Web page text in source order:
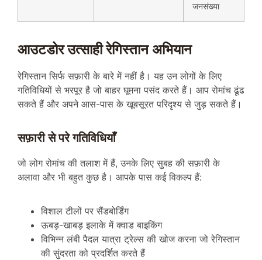
जनसंख्या
आउटडोर उत्साही रेगिस्तान अभियान
रेगिस्तान सिर्फ सफ़ारी के बारे में नहीं है। यह उन लोगों के लिए
गतिविधियों से भरपूर है जो बाहर घूमना पसंद करते हैं। आप रोमांच ढूंढ
सकते हैं और अपने आस-पास के खूबसूरत परिदृश्य से जुड़ सकते हैं।
सफ़ारी से परे गतिविधियाँ
जो लोग रोमांच की तलाश में हैं, उनके लिए सुबह की सफ़ारी के
अलावा और भी बहुत कुछ है। आपके पास कई विकल्प हैं:
विशाल टीलों पर सैंडबोर्डिंग
ऊबड़-खाबड़ इलाके में क्वाड बाइकिंग
विभिन्न लंबी पैदल यात्रा ट्रेल्स की खोज करना जो रेगिस्तान
की सुंदरता को प्रदर्शित करते हैं